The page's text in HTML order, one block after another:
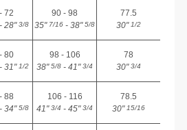
72
- 28"3/8
90 - 98
35"7/16 - 38"5/8
77.5
30"1/2
80
- 31"1/2
98 - 106
38"5/8 - 41"3/4
78
30"3/4
88
- 34"5/8
106 - 116
41"3/4 - 45"3/4
78.5
30"15/16